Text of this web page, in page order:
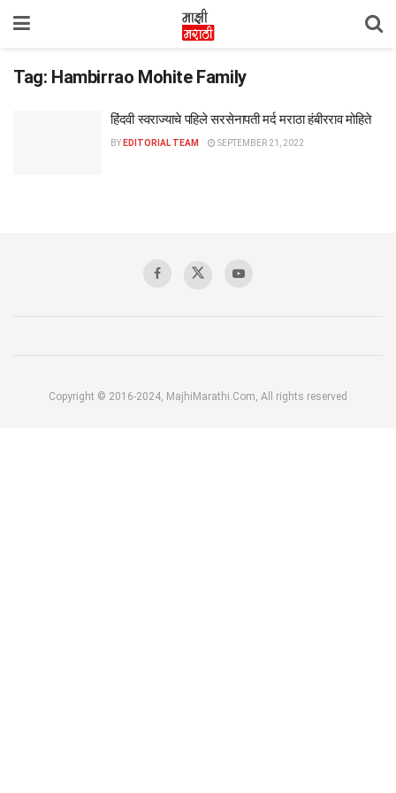
Tag: Hambirrao Mohite Family
हिंदवी स्वराज्याचे पहिले सरसेनापती मर्द मराठा हंबीरराव मोहिते
BY EDITORIAL TEAM SEPTEMBER 21, 2022
Copyright © 2016-2024, MajhiMarathi.Com, All rights reserved